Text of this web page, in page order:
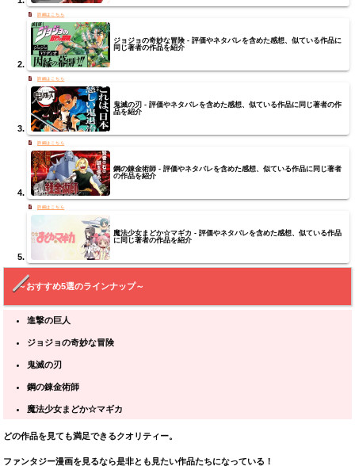
ジョジョの奇妙な冒険 - 評価やネタバレを含めた感想、似ている作品に
同じ著者の作品を紹介
鬼滅の刃 - 評価やネタバレを含めた感想、似ている作品に同じ著者の作
品を紹介
鋼の錬金術師 - 評価やネタバレを含めた感想、似ている作品に同じ著者
の作品を紹介
魔法少女まどか☆マギカ - 評価やネタバレを含めた感想、似ている作品
に同じ著者の作品を紹介
～おすすめ5選のラインナップ～
進撃の巨人
ジョジョの奇妙な冒険
鬼滅の刃
鋼の錬金術師
魔法少女まどか☆マギカ
どの作品を見ても満足できるクオリティー。
ファンタジー漫画を見るなら是非とも見たい作品たちになっている！